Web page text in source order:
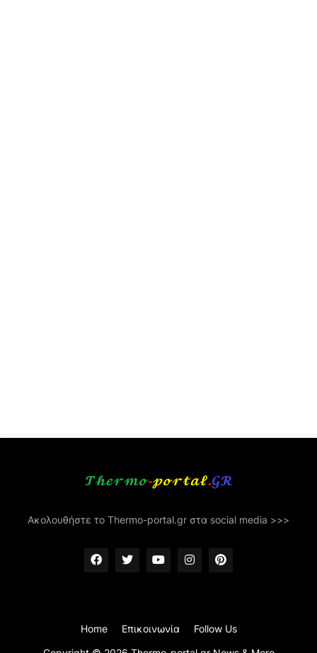
Ακολουθήστε το Thermo-portal.gr στα social media >>>
Home Επικοινωνία Follow Us